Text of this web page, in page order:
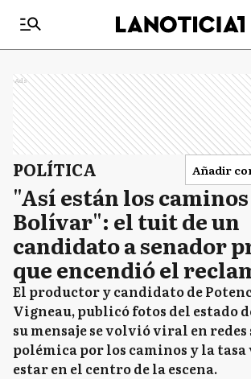
Ads
POLÍTICA Añadir
"Así están los
Bolívar": el tuit de un
candidato a senador
que encendió el
El productor y candidato de
Vigneau, publicó fotos del estado
su mensaje se volvió viral en redes
polémica por los caminos y la
estar en el centro de la escena.